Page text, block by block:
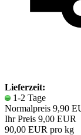
Lieferzeit:
1-2 Tage
Normalpreis 9,90
Ihr Preis 9,00 EUR
90,00 EUR pro kg